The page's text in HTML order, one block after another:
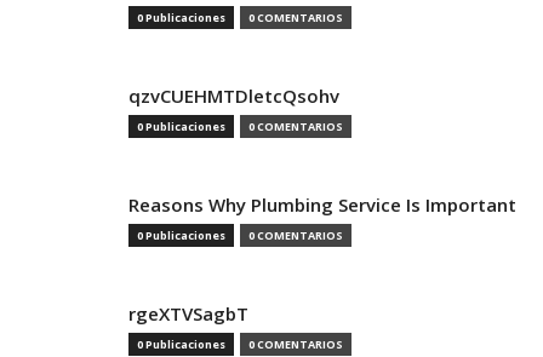
0 Publicaciones 0 COMENTARIOS
qzvCUEHMTDletcQsohv
0 Publicaciones 0 COMENTARIOS
Reasons Why Plumbing Service Is Important
0 Publicaciones 0 COMENTARIOS
rgeXTVSagbT
0 Publicaciones 0 COMENTARIOS